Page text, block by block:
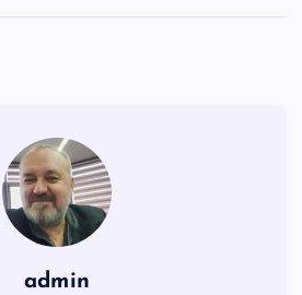
admin